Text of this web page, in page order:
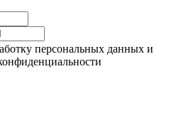
персональных данных и